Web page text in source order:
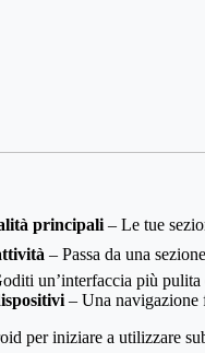
principali – Le tue
– Passa da una
un’interfaccia più pulita
– Una navigazione
per iniziare a utilizzare